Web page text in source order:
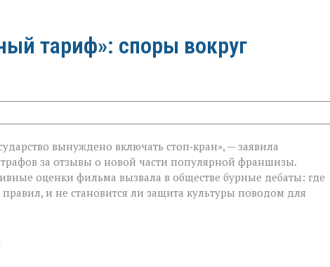
тариф»: споры вокруг
вынуждено включать стоп‑кран», — заявила
за отзывы о новой части популярной франшизы.
оценки фильма вызвала в обществе бурные дебаты: где
и не становится ли защита культуры поводом для